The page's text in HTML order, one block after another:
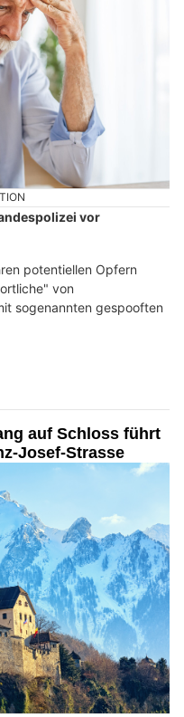
vor
potentiellen Opfern
von
sogenannten gespooften
auf Schloss führt
Josef-Strasse